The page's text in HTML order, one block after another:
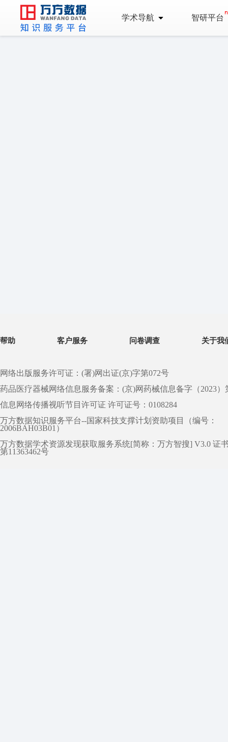
学术导航 智研平台
帮助 客户服务 问卷调查 关于我
网络出版服务许可证：(署)网出证(京)字第072号
药品医疗器械网络信息服务备案：(京)网药械信息备字（2023）
信息网络传播视听节目许可证 许可证号：0108284
万方数据知识服务平台--国家科技支撑计划资助项目（编号：
2006BAH03B01）
万方数据学术资源发现获取服务系统[简称：万方智搜] V3.0 证
第11363462号